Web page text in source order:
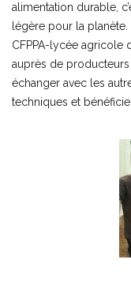
alimentation durable,
légère pour la
CFPPA-lycée agricole
auprès de producteurs
échanger avec les
techniques et